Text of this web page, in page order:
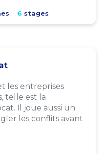
6 stages
les entreprises
telle est la
Il joue aussi un
les conflits avant